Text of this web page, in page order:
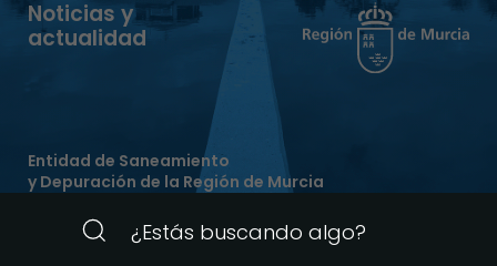
Noticias y
actualidad
Entidad de Saneamiento
y Depuración de la Región de Murcia